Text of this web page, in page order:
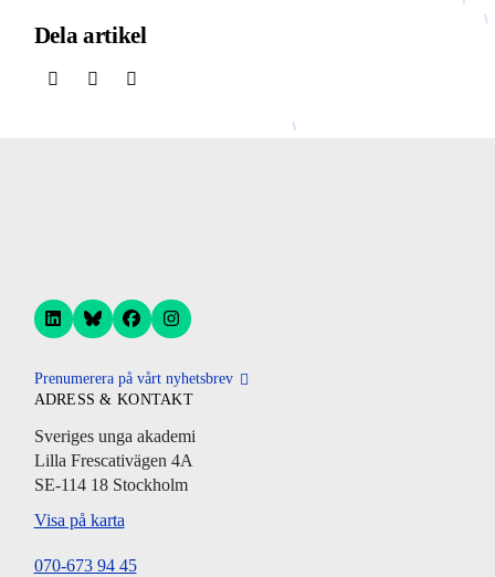
Dela artikel
Prenumerera på vårt nyhetsbrev
ADRESS & KONTAKT
Sveriges unga akademi
Lilla Frescativägen 4A
SE-114 18 Stockholm
Visa på karta
070-673 94 45